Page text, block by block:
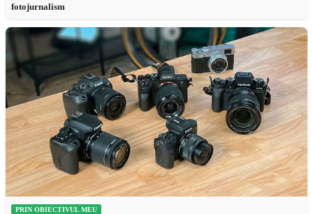
fotojurnalism
PRIN OBIECTIVUL MEU